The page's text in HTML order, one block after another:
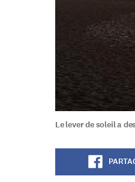
Le lever de soleil a